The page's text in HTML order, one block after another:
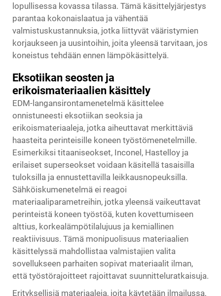
lopullisessa kovassa tilassa. Tämä käsittelyjärjestys
parantaa kokonaislaatua ja vähentää
valmistuskustannuksia, jotka liittyvät vääristymien
korjaukseen ja uusintoihin, joita yleensä tarvitaan, jos
koneistus tehdään ennen lämpökäsittelyä.
Eksotiikan seosten ja
erikoismateriaalien käsittely
EDM-langansirontamenetelmä käsittelee
onnistuneesti eksotiikan seoksia ja
erikoismateriaaleja, jotka aiheuttavat merkittäviä
haasteita perinteisille koneen työstömenetelmille.
Esimerkiksi titaaniseokset, Inconel, Hastelloy ja
erilaiset superseokset voidaan käsitellä tasaisilla
tuloksilla ja ennustettavilla leikkausnopeuksilla.
Sähköiskumenetelmä ei reagoi
materiaaliparametreihin, jotka yleensä vaikeuttavat
perinteistä koneen työstöä, kuten kovettumiseen
alttius, korkealämpötilalujuus ja kemiallinen
reaktiivisuus. Tämä monipuolisuus materiaalien
käsittelyssä mahdollistaa valmistajien valita
sovellukseen parhaiten sopivat materiaalit ilman,
että työstörajoitteet rajoittavat suunnitteluratkaisuja.
Erityksellisiä materiaaleja, joita käytetään ilmailussa,